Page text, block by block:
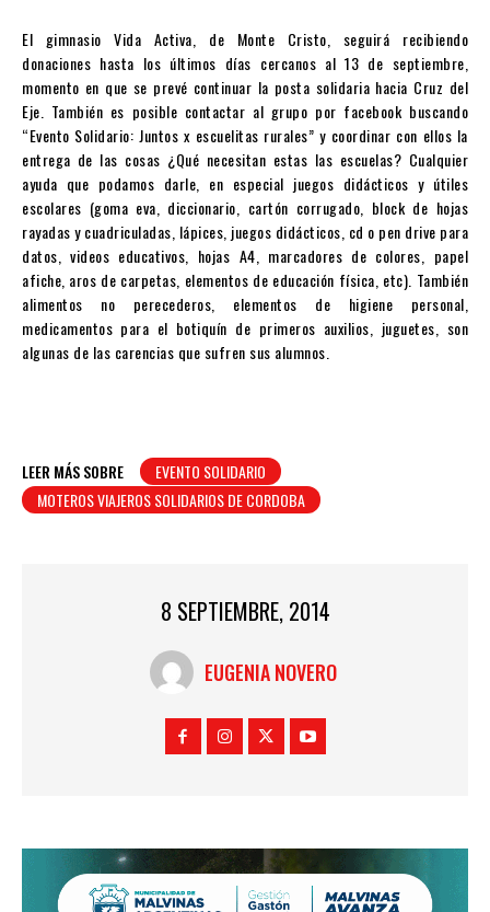
El gimnasio Vida Activa, de Monte Cristo, seguirá recibiendo
donaciones hasta los últimos días cercanos al 13 de septiembre,
momento en que se prevé continuar la posta solidaria hacia Cruz del
Eje. También es posible contactar al grupo por facebook buscando
“Evento Solidario: Juntos x escuelitas rurales” y coordinar con ellos la
entrega de las cosas ¿Qué necesitan estas las escuelas? Cualquier
ayuda que podamos darle, en especial juegos didácticos y útiles
escolares (goma eva, diccionario, cartón corrugado, block de hojas
rayadas y cuadriculadas, lápices, juegos didácticos, cd o pen drive para
datos, videos educativos, hojas A4, marcadores de colores, papel
afiche, aros de carpetas, elementos de educación física, etc). También
alimentos no perecederos, elementos de higiene personal,
medicamentos para el botiquín de primeros auxilios, juguetes, son
algunas de las carencias que sufren sus alumnos.
LEER MÁS SOBRE
EVENTO SOLIDARIO
MOTEROS VIAJEROS SOLIDARIOS DE CORDOBA
8 SEPTIEMBRE, 2014
EUGENIA NOVERO